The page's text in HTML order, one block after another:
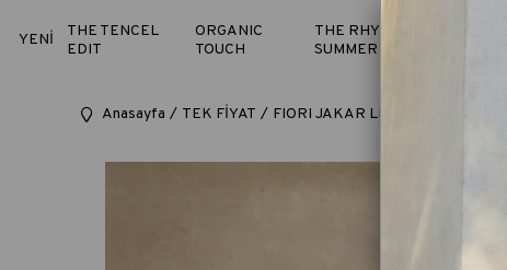
YENİ
THE TENCEL
EDIT
ORGANIC
TOUCH
THE RHYTHM OF
SUMMER
Anasayfa TEK FİYAT FIORI JAKAR LINE DESEN ŞAL -